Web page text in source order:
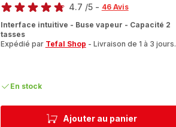
Ajouter au panier
4.7 /5 - 46 Avis
Interface intuitive - Buse vapeur - Capacité 2
tasses
Expédié par Tefal Shop - Livraison de 1 à 3 jours.
En stock